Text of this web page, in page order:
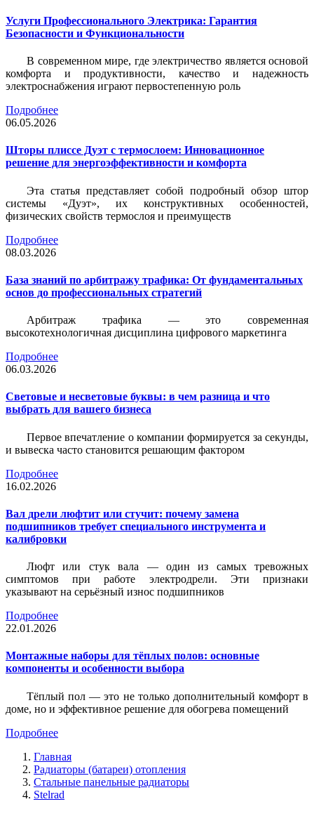
Услуги Профессионального Электрика: Гарантия
Безопасности и Функциональности
В современном мире, где электричество является основой
комфорта и продуктивности, качество и надежность
электроснабжения играют первостепенную роль
Подробнее
06.05.2026
Шторы плиссе Дуэт с термослоем: Инновационное
решение для энергоэффективности и комфорта
Эта статья представляет собой подробный обзор штор
системы «Дуэт», их конструктивных особенностей,
физических свойств термослоя и преимуществ
Подробнее
08.03.2026
База знаний по арбитражу трафика: От фундаментальных
основ до профессиональных стратегий
Арбитраж трафика — это современная
высокотехнологичная дисциплина цифрового маркетинга
Подробнее
06.03.2026
Световые и несветовые буквы: в чем разница и что
выбрать для вашего бизнеса
Первое впечатление о компании формируется за секунды,
и вывеска часто становится решающим фактором
Подробнее
16.02.2026
Вал дрели люфтит или стучит: почему замена
подшипников требует специального инструмента и
калибровки
Люфт или стук вала — один из самых тревожных
симптомов при работе электродрели. Эти признаки
указывают на серьёзный износ подшипников
Подробнее
22.01.2026
Монтажные наборы для тёплых полов: основные
компоненты и особенности выбора
Тёплый пол — это не только дополнительный комфорт в
доме, но и эффективное решение для обогрева помещений
Подробнее
Главная
Радиаторы (батареи) отопления
Стальные панельные радиаторы
Stelrad